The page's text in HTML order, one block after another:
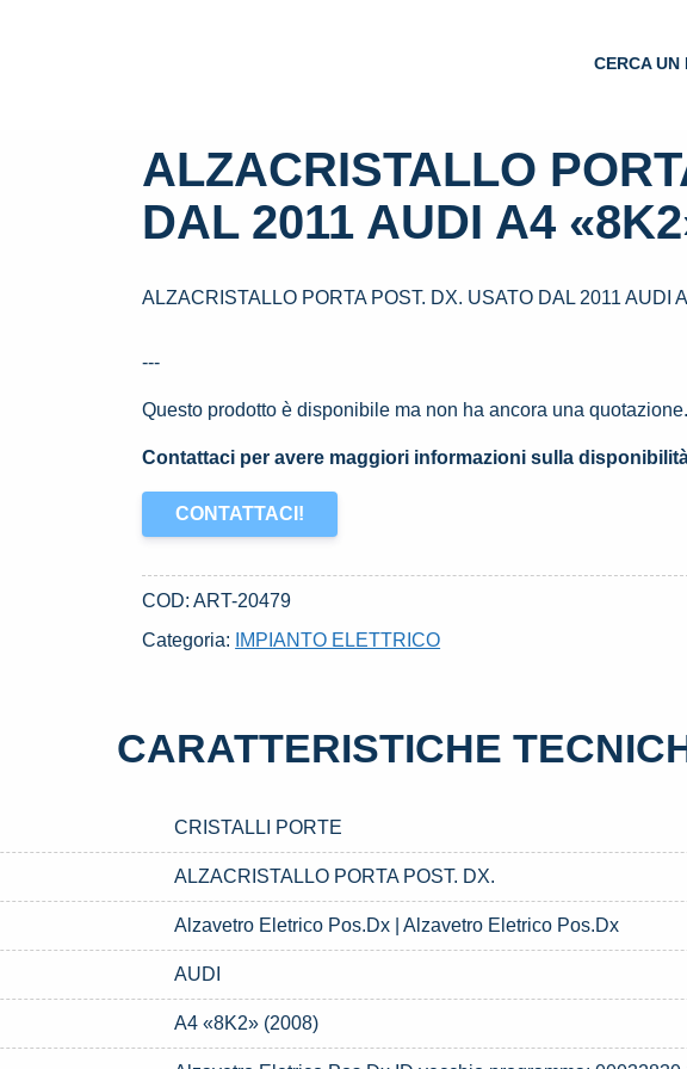
CERCA UN
ALZACRISTALLO
DAL 2011 AUDI A4
ALZACRISTALLO PORTA POST. DX. USATO DAL 2011 AUDI
---
Questo prodotto è disponibile ma non ha ancora una
Contattaci per avere maggiori informazioni sulla
CONTATTACI!
COD:ART-20479
Categoria:
IMPIANTO ELETTRICO
CARATTERISTICHE
CRISTALLI PORTE
ALZACRISTALLO PORTA POST. DX.
Alzavetro Eletrico Pos.Dx | Alzavetro Eletrico Pos.Dx
AUDI
A4 «8K2» (2008)